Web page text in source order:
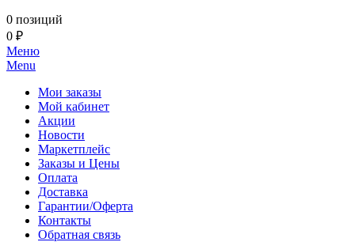
0 позиций
0 ₽
Меню
Menu
Мои заказы
Мой кабинет
Акции
Новости
Маркетплейс
Заказы и Цены
Оплата
Доставка
Гарантии/Оферта
Контакты
Обратная связь